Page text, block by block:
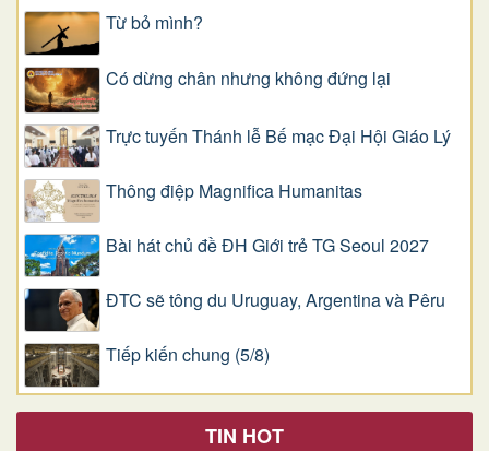
Từ bỏ mình?
Có dừng chân nhưng không đứng lại
Trực tuyến Thánh lễ Bế mạc Đại Hội Giáo Lý
Thông điệp Magnifica Humanitas
Bài hát chủ đề ĐH Giới trẻ TG Seoul 2027
ĐTC sẽ tông du Uruguay, Argentina và Pêru
Tiếp kiến chung (5/8)
TIN HOT